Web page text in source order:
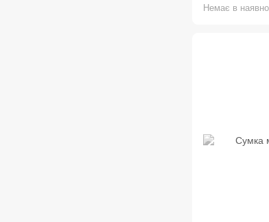
Немає в